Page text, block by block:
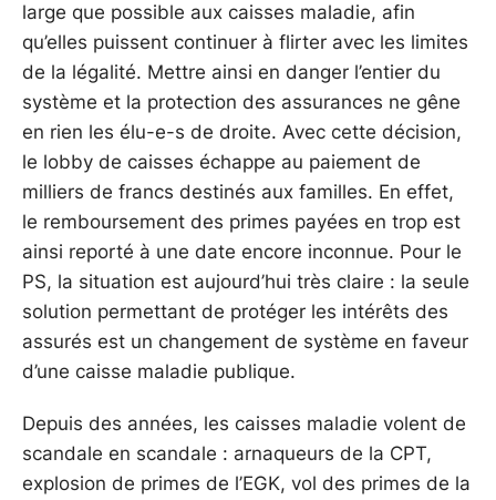
large que possible aux caisses maladie, afin
qu’elles puissent continuer à flirter avec les limites
de la légalité. Mettre ainsi en danger l’entier du
système et la protection des assurances ne gêne
en rien les élu-e-s de droite. Avec cette décision,
le lobby de caisses échappe au paiement de
milliers de francs destinés aux familles. En effet,
le remboursement des primes payées en trop est
ainsi reporté à une date encore inconnue. Pour le
PS, la situation est aujourd’hui très claire : la seule
solution permettant de protéger les intérêts des
assurés est un changement de système en faveur
d’une caisse maladie publique.
Depuis des années, les caisses maladie volent de
scandale en scandale : arnaqueurs de la CPT,
explosion de primes de l’EGK, vol des primes de la